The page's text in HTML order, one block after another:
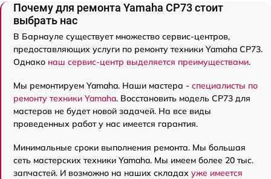
Почему для ремонта Yamaha CP73 стоит
выбрать нас
В Барнауле существует множество сервис-центров,
предоставляющих услуги по ремонту техники Yamaha CP73.
Однако наш сервис-центр выделяется преимуществами.
Мы ремонтируем Yamaha. Наши мастера - специалисты по
ремонту техники Yamaha. Восстановить модель CP73 для
мастеров не будет новой задачей. На все виды
проведенных работ у нас имеется гарантия.
Минимальные сроки выполнения ремонта. Мы большая
сеть мастерских техники Yamaha. Мы имеем более 20 тыс.
запчастей. И возможно на наших складах уже имеется